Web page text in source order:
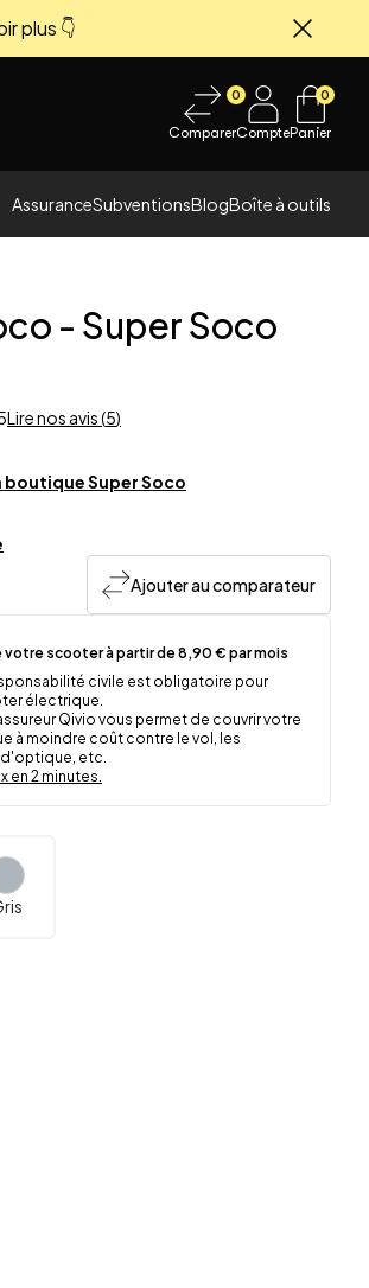
plus 👇
0
ComparerCompte
0
Panier
AssuranceSubventionsBlogBoîte à outils
- Super Soco
Lire nos avis (5)
boutiqueSuper Soco
Ajouter au comparateur
votre scooter à partir de 8,90 € par mois
civile est obligatoire pour
électrique.
Qivio vous permet de couvrir votre
à moindre coût contre le vol, les
etc.
en 2 minutes.